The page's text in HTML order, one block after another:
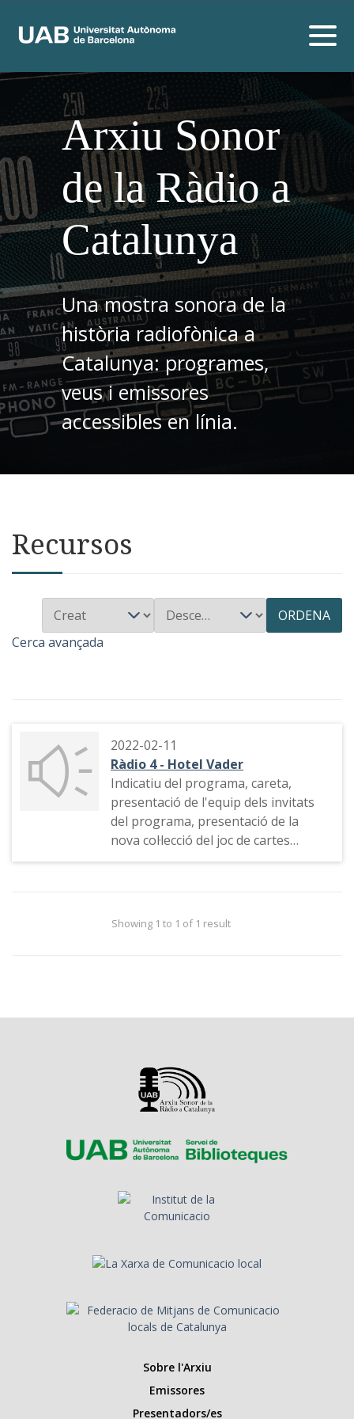
Arxiu Sonor
de la Ràdio a
Catalunya
Una mostra sonora de la
història radiofònica a
Catalunya: programes,
veus i emissores
accessibles en línia.
Recursos
ORDENA
Cerca avançada
2022-02-11
Ràdio 4 - Hotel Vader
Indicatiu del programa, careta,
presentació de l'equip dels invitats
del programa, presentació de la
nova col·lecció del joc de cartes
japonès "Kamigawa: Neon Dynasty",
Showing 1 to 1 of 1 result
Sobre l'Arxiu
Emissores
Presentadors/es